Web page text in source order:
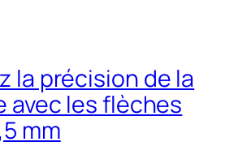
la précision de la
avec les flèches
mm